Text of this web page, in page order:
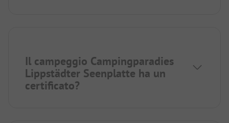
Il campeggio Campingparadies
Lippstädter Seenplatte ha un
certificato?